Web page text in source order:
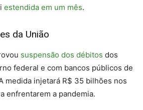
estendida em um mês.
da União
suspensão dos débitos dos
federal e com bancos públicos de
medida injetará R$ 35 bilhões nos
enfrentarem a pandemia.